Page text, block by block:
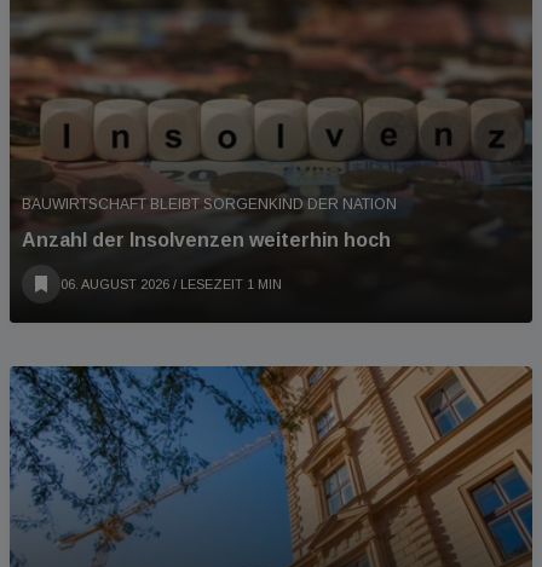
BAUWIRTSCHAFT BLEIBT SORGENKIND DER NATION
Anzahl der Insolvenzen weiterhin hoch
06. AUGUST 2026 / LESEZEIT 1 MIN